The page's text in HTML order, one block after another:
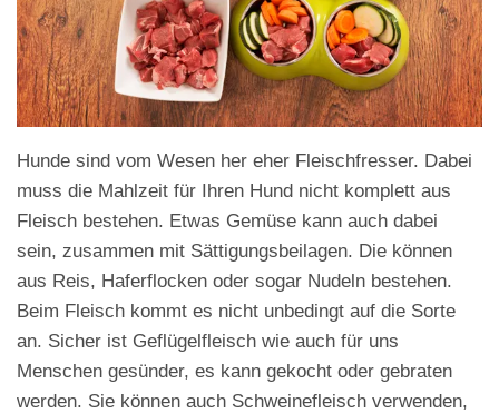
Hunde sind vom Wesen her eher Fleischfresser. Dabei
muss die Mahlzeit für Ihren Hund nicht komplett aus
Fleisch bestehen. Etwas Gemüse kann auch dabei
sein, zusammen mit Sättigungsbeilagen. Die können
aus Reis, Haferflocken oder sogar Nudeln bestehen.
Beim Fleisch kommt es nicht unbedingt auf die Sorte
an. Sicher ist Geflügelfleisch wie auch für uns
Menschen gesünder, es kann gekocht oder gebraten
werden. Sie können auch Schweinefleisch verwenden,